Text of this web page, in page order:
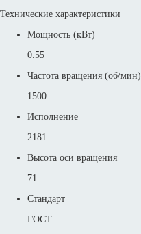
Технические характеристики
Мощность (кВт)
0.55
Частота вращения (об/мин)
1500
Исполнение
2181
Высота оси вращения
71
Стандарт
ГОСТ